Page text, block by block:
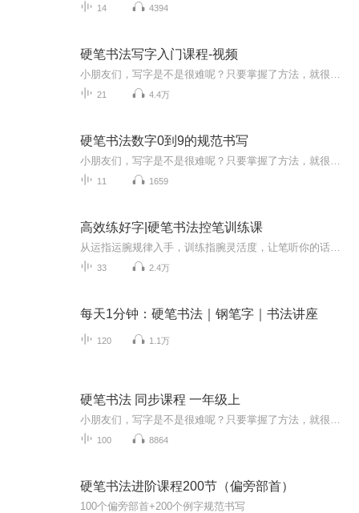
14 4394
硬笔书法写字入门课程-视频
21 4.4万
硬笔书法数字0到9的规范书写
11 1659
高效练好字|硬笔书法控笔训练课
33 2.4万
每天1分钟：硬笔书法｜钢笔字｜书法讲座
120 1.1万
硬笔书法 同步课程 一年级上
100 8864
硬笔书法进阶课程200节（偏旁部首）
100个偏旁部首+200个例字规范书写